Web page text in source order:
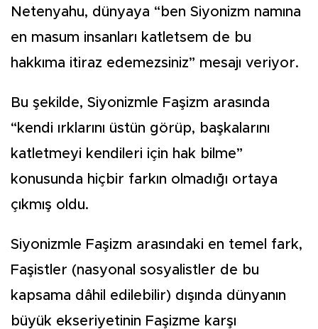
Netenyahu, dünyaya “ben Siyonizm namına
en masum insanları katletsem de bu
hakkıma itiraz edemezsiniz” mesajı veriyor.
Bu şekilde, Siyonizmle Faşizm arasında
“kendi ırklarını üstün görüp, başkalarını
katletmeyi kendileri için hak bilme”
konusunda hiçbir farkın olmadığı ortaya
çıkmış oldu.
Siyonizmle Faşizm arasındaki en temel fark,
Faşistler (nasyonal sosyalistler de bu
kapsama dâhil edilebilir) dışında dünyanın
büyük ekseriyetinin Faşizme karşı